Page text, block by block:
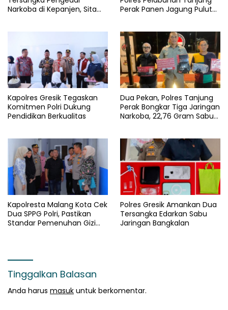
Narkoba di Kepanjen, Sita
Perak Panen Jagung Pulut
Kapolres Gresik Tegaskan
Komitmen Polri Dukung
Pendidikan Berkualitas
Dua Pekan, Polres Tanjung
Perak Bongkar Tiga Jaringan
Narkoba, 22,76 Gram Sabu
Kapolresta Malang Kota Cek
Dua SPPG Polri, Pastikan
Standar Pemenuhan Gizi
Polres Gresik Amankan Dua
Tersangka Edarkan Sabu
Jaringan Bangkalan
Tinggalkan Balasan
Anda harus masuk untuk berkomentar.